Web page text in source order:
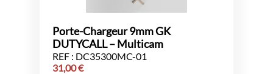
Porte-Chargeur 9mm GK
DUTYCALL – Multicam
REF : DC35300MC-01
31,00€